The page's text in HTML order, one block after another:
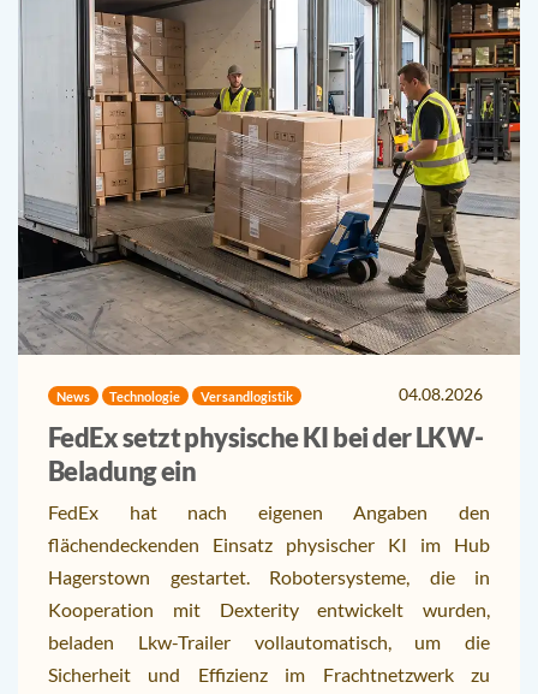
News Technologie Versandlogistik 04.08.2026
FedEx setzt physische KI bei der LKW-
Beladung ein
FedEx hat nach eigenen Angaben den
flächendeckenden Einsatz physischer KI im Hub
Hagerstown gestartet. Robotersysteme, die in
Kooperation mit Dexterity entwickelt wurden,
beladen Lkw-Trailer vollautomatisch, um die
Sicherheit und Effizienz im Frachtnetzwerk zu